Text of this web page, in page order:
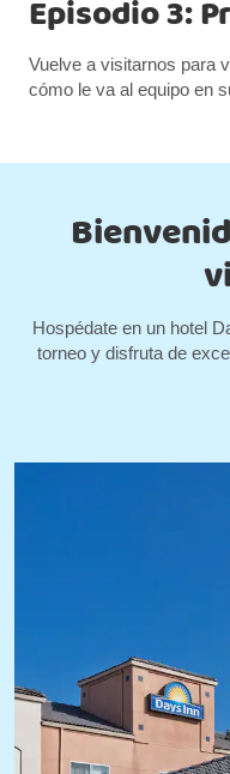
Episodio 3:
Vuelve a visitarnos para
cómo le va al equipo en
Hospédate en un hotel
torneo y disfruta de